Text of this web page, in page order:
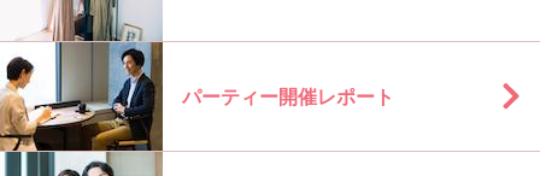
パーティー開催レポート